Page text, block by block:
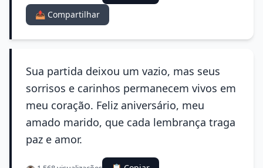
📤 Compartilhar
Sua partida deixou um vazio, mas seus
sorrisos e carinhos permanecem vivos em
meu coração. Feliz aniversário, meu
amado marido, que cada lembrança traga
paz e amor.